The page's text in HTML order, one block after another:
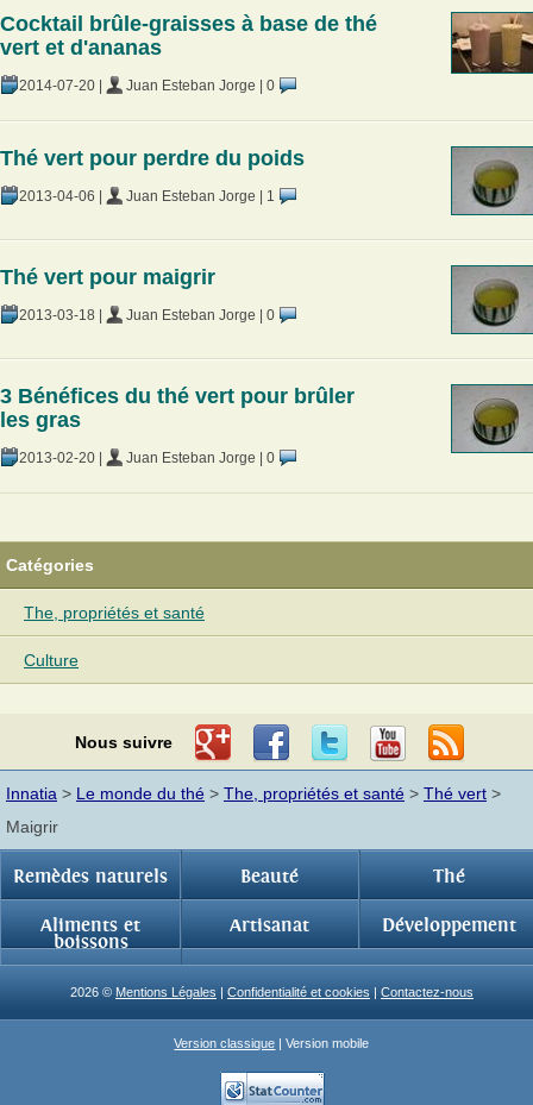
Cocktail brûle-graisses à base de thé
vert et d'ananas
2014-07-20 Juan Esteban Jorge 0
Thé vert pour perdre du poids
2013-04-06 Juan Esteban Jorge 1
Thé vert pour maigrir
2013-03-18 Juan Esteban Jorge 0
3 Bénéfices du thé vert pour brûler
les gras
2013-02-20 Juan Esteban Jorge 0
Catégories
The, propriétés et santé
Culture
Nous suivre
Innatia > Le monde du thé > The, propriétés et santé > Thé vert >
Maigrir
Remèdes naturels Beauté Thé
Aliments et
boissons
Artisanat Développement
2026 © Mentions Légales | Confidentialité et cookies | Contactez-nous
Version classique | Version mobile